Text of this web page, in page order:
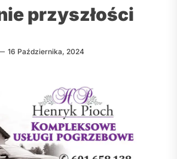
przyszłości
16 Października, 2024